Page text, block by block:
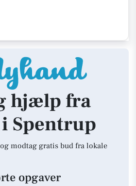
hjælp fra
Spentrup
modtag gratis bud fra lokale
opgaver